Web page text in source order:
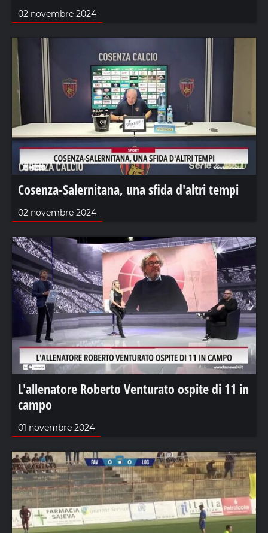
02 novembre 2024
Cosenza-Salernitana, una sfida d'altri tempi
02 novembre 2024
L'allenatore Roberto Venturato ospite di 11 in
campo
01 novembre 2024